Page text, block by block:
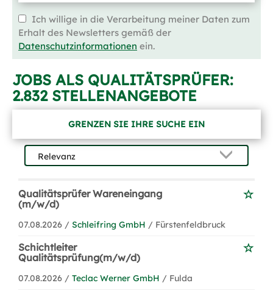
Ich willige in die Verarbeitung meiner Daten zum
Erhalt des Newsletters gemäß der
Datenschutzinformationen ein.
JOBS ALS QUALITÄTSPRÜFER:
2.832 STELLENANGEBOTE
GRENZEN SIE IHRE SUCHE EIN
Qualitätsprüfer Wareneingang
(m/w/d)
07.08.2026 / Schleifring GmbH / Fürstenfeldbruck
Schichtleiter
Qualitätsprüfung(m/w/d)
07.08.2026 / Teclac Werner GmbH / Fulda